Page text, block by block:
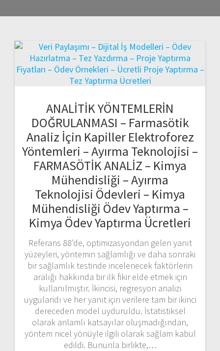
ANALİTİK YÖNTEMLERİN
DOĞRULANMASI – Farmasötik
Analiz İçin Kapiller Elektroforez
Yöntemleri – Ayırma Teknolojisi –
FARMASÖTİK ANALİZ – Kimya
Mühendisliği – Ayırma
Teknolojisi Ödevleri – Kimya
Mühendisliği Ödev Yaptırma –
Kimya Ödev Yaptırma Ücretleri
Referans 88’de, optimizasyondan gelen yanıt
yüzeyleri, yöntemin sağlamlığı ve daha sonraki
bir sağlamlık testinde incelenecek faktörlerin
aralığı hakkında bir ilk fikir elde etmek için
kullanılmıştır. İkincisi, regresyon analizi
uygulandı ve her yanıt için verilere tam bir ikinci
dereceden model uyduruldu. İstatistiksel
olarak anlamlı katsayılar oluşmadığından,
yöntem nicel yönüyle ilgili olarak sağlam kabul
edildi. Bununla birlikte,…